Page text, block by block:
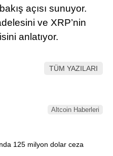
açısı sunuyor.
ve XRP’nin
anlatıyor.
TÜM YAZILARI
Altcoin Haberleri